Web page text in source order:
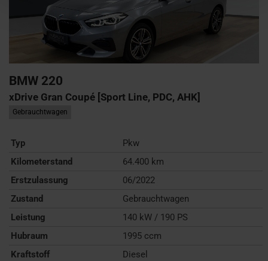
BMW 220
xDrive Gran Coupé [Sport Line, PDC, AHK]
Gebrauchtwagen
Typ
Pkw
Kilometerstand
64.400 km
Erstzulassung
06/2022
Zustand
Gebrauchtwagen
Leistung
140 kW / 190 PS
Hubraum
1995 ccm
Kraftstoff
Diesel